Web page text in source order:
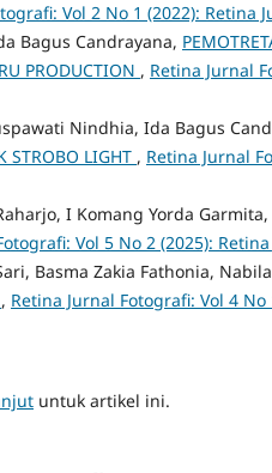
Vol 2 No 1 (2022): Retina
Bagus Candrayana,
PRODUCTION , Retina Jurnal
Nindhia, Ida Bagus
STROBO LIGHT , Retina Jurnal
I Komang Yorda Garmita,
Vol 5 No 2 (2025):
Basma Zakia Fathonia,
, Retina Jurnal Fotografi: Vol 4
untuk artikel ini.